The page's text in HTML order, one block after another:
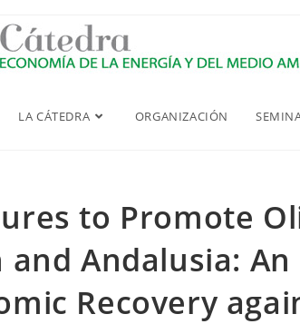
LA CÁTEDRA ORGANIZACIÓN
to Promote
and Andalusia:
Recovery